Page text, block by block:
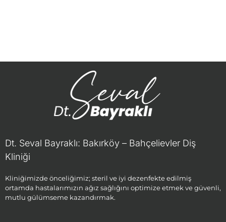
Dt. Seval Bayraklı: Bakırköy – Bahçelievler Diş
Kliniği
Kliniğimizde önceliğimiz; steril ve iyi dezenfekte edilmiş
ortamda hastalarımızın ağız sağlığını optimize etmek ve güvenli,
mutlu gülümseme kazandırmak.